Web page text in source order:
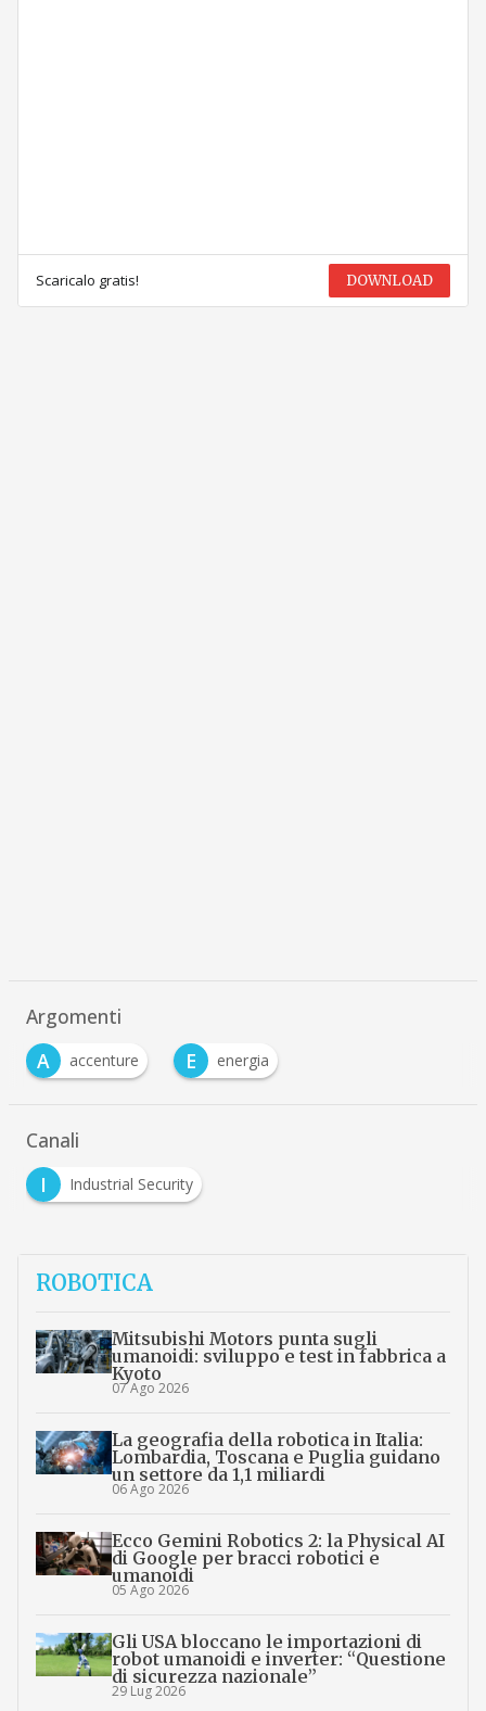
Scaricalo gratis! DOWNLOAD
Argomenti
A
accenture E energia
Canali
I
Industrial Security
ROBOTICA
Mitsubishi Motors punta sugli
umanoidi: sviluppo e test in fabbrica a
Kyoto
07 Ago 2026
La geografia della robotica in Italia:
Lombardia, Toscana e Puglia guidano
un settore da 1,1 miliardi
06 Ago 2026
Ecco Gemini Robotics 2: la Physical AI
di Google per bracci robotici e
umanoidi
05 Ago 2026
Gli USA bloccano le importazioni di
robot umanoidi e inverter: “Questione
di sicurezza nazionale”
29 Lug 2026